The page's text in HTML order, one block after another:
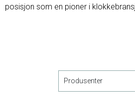
posisjon som en pioner i
Produsenter